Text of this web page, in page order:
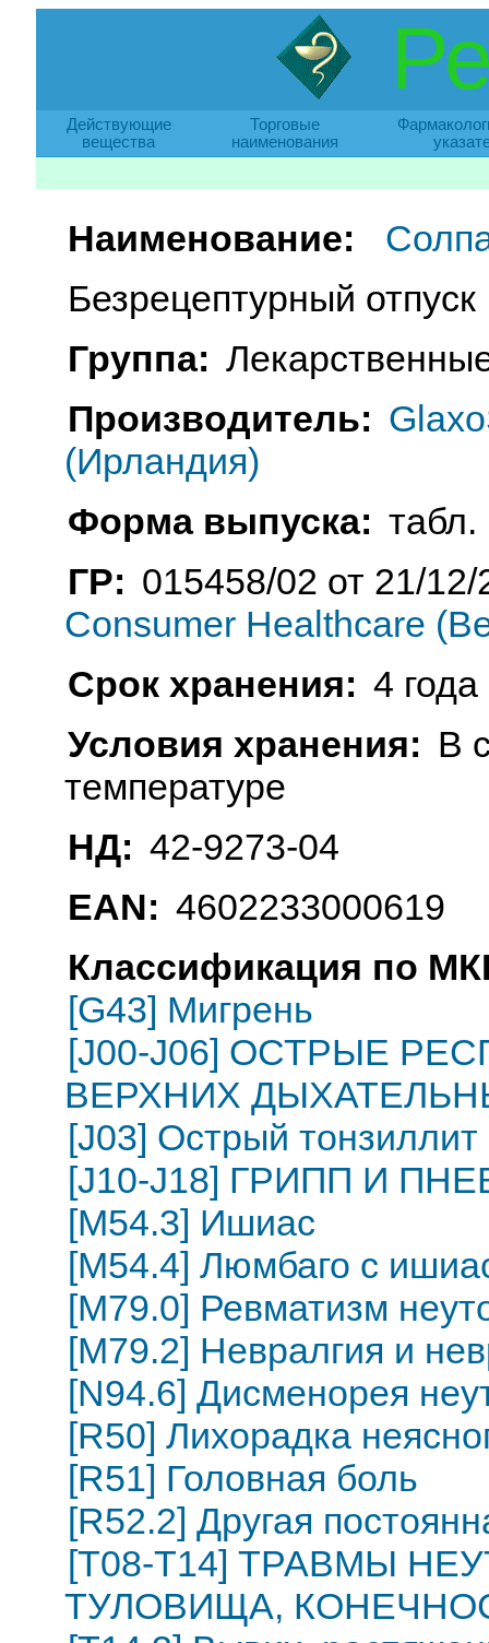
Действующие
вещества
Торговые
наименования
Наименование:
Безрецептурный отпуск
Группа:
Производитель:
(Ирландия)
Форма выпуска: табл.
ГР: 015458/02 от 21/
Consumer Healthcare
Срок хранения: 4 года
Условия хранения: В
температуре
НД: 42-9273-04
EAN: 4602233000619
Классификация по
[G43] Мигрень
[J00-J06] ОСТРЫЕ
ВЕРХНИХ
[J03] Острый тонзиллит
[J10-J18] ГРИПП И
[M54.3] Ишиас
[M54.4] Люмбаго с
[M79.0] Ревматизм
[M79.2] Невралгия и
[N94.6] Дисменорея
[R50] Лихорадка
[R51] Головная боль
[R52.2] Другая
[T08-T14] ТРАВМЫ
ТУЛОВИЩА,